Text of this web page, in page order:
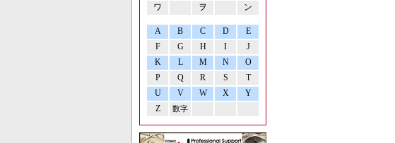
ワ
ヲ ン
A B C D
E
F
G H I
J
K
L M N
O
P
Q R S
T
U
V W X
Y
Z
数字